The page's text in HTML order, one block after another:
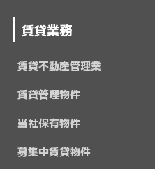
賃貸業務
賃貸不動産管理業
賃貸管理物件
当社保有物件
募集中賃貸物件